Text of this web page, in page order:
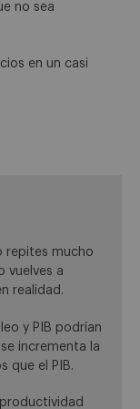
no sea
en un casi
repites mucho
vuelves a
realidad.
y PIB podrían
incrementa la
que el PIB.